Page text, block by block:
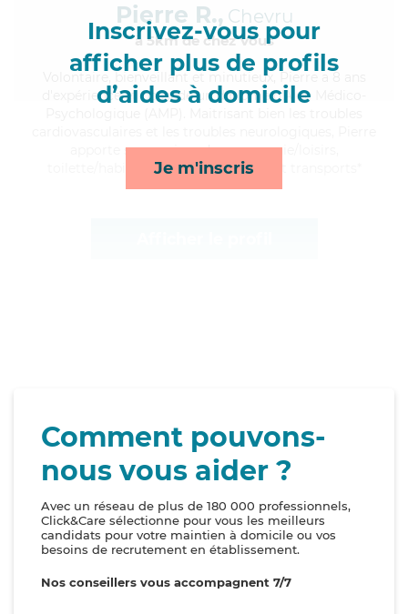
Inscrivez-vous pour
afficher plus de profils
d’aides à domicile
Je m'inscris
Pierre R., Chevru
à 5km de chez Vous
, bienveillant et minutieux, Pierre a 8 ans
d'expérience et possède un diplôme d'Aide Médico-
apporte ses services de compagnie/loisirs,
toilette/habillage, courses/livraison et transports*
Comment pouvons-
nous vous aider ?
Avec un réseau de plus de 180 000 professionnels,
Click&Care sélectionne pour vous les meilleurs
candidats pour votre maintien à domicile ou vos
besoins de recrutement en établissement.
Nos conseillers vous accompagnent 7/7